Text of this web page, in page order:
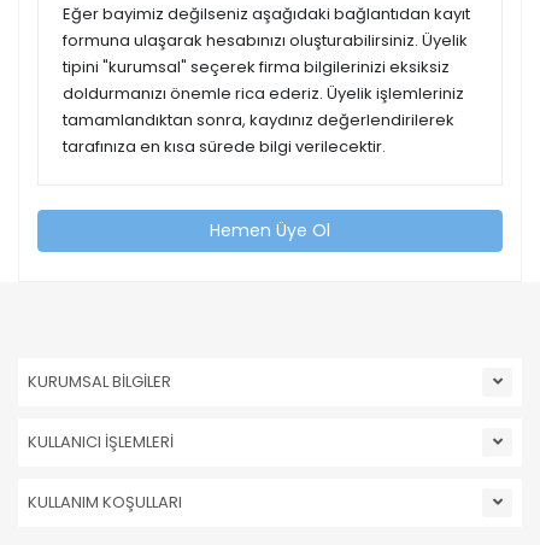
Eğer bayimiz değilseniz aşağıdaki bağlantıdan kayıt
formuna ulaşarak hesabınızı oluşturabilirsiniz. Üyelik
tipini "kurumsal" seçerek firma bilgilerinizi eksiksiz
doldurmanızı önemle rica ederiz. Üyelik işlemleriniz
tamamlandıktan sonra, kaydınız değerlendirilerek
tarafınıza en kısa sürede bilgi verilecektir.
Hemen Üye Ol
KURUMSAL BİLGİLER
KULLANICI İŞLEMLERİ
KULLANIM KOŞULLARI